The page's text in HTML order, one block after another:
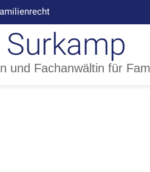
Surkamp
und Fachanwältin für